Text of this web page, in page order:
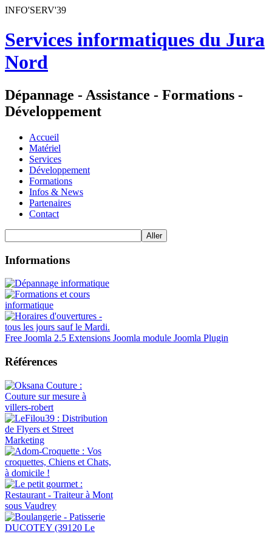
INFO'SERV'39
Services informatiques du Jura
Nord
Dépannage - Assistance - Formations -
Développement
Accueil
Matériel
Services
Développement
Formations
Infos & News
Partenaires
Contact
Informations
Free Joomla 2.5 Extensions Joomla module Joomla Plugin
Références